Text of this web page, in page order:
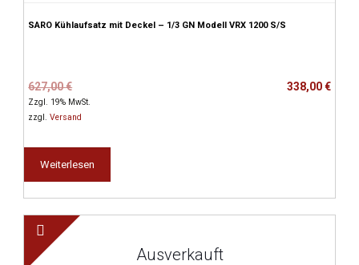
SARO Kühlaufsatz mit Deckel – 1/3 GN Modell VRX 1200 S/S
627,00€Ursprünglicher
Preis
war:
338,00€
Aktueller
Preis
ist:
Zzgl. 19% MwSt.
zzgl.Versand
Weiterlesen
Ausverkauft